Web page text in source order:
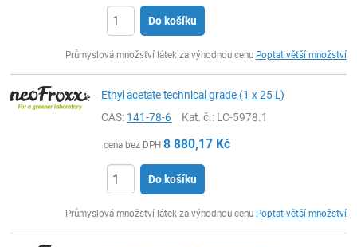
Do košíku
Průmyslová množství látek za výhodnou cenu Poptat větší množství
Ethyl acetate technical grade (1 x 25 L)
CAS: 141-78-6 Kat. č.: LC-5978.1
cena bez DPH 8 880,17 Kč
Do košíku
Průmyslová množství látek za výhodnou cenu Poptat větší množství